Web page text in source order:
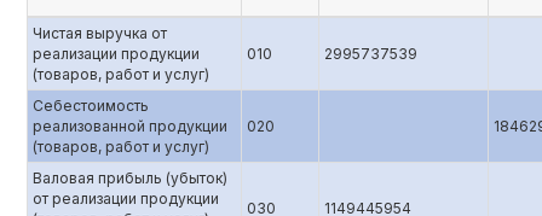
Чистая выручка от
реализации продукции
(товаров, работ и услуг)
010 2995737539
Себестоимость
реализованной продукции
(товаров, работ и услуг)
020
Валовая прибыль (убыток)
от реализации продукции
030 1149445954